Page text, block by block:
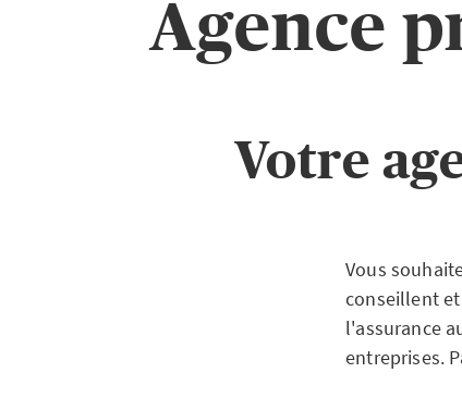
Agence
Votre
Vous
conseillent
l'assurance
entreprises.